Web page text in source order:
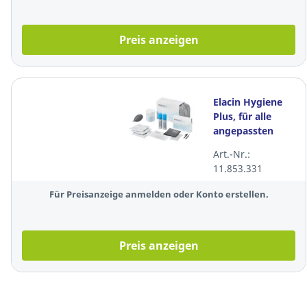
Preis anzeigen
Elacin Hygiene
Plus, für alle
angepassten
Reinigungsset
für 1 J
Art.-Nr.:
11.853.331
Für Preisanzeige anmelden oder Konto erstellen.
Preis anzeigen